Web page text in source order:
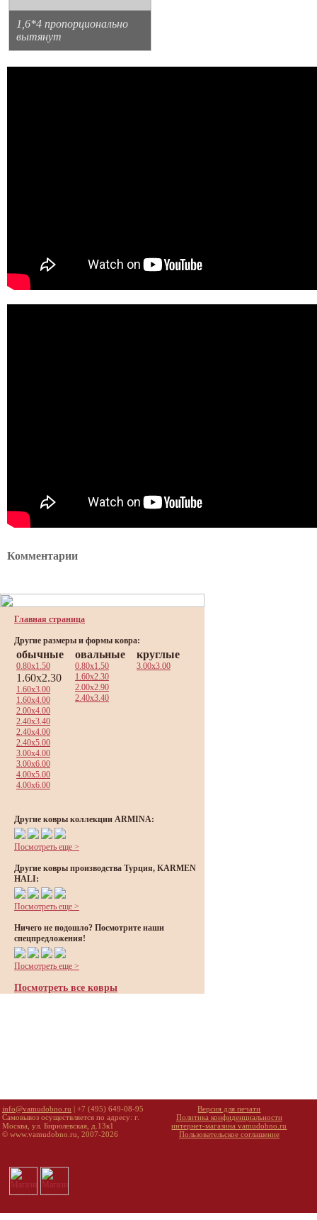
1,6*4 пропорционально
вытянут
Комментарии
Главная страница
Другие размеры и формы ковра:
обычные
0.80x1.50
1.60x2.30
1.60x3.00
1.60x4.00
2.00x4.00
2.40x3.40
2.40x4.00
2.40x5.00
3.00x4.00
3.00x6.00
4.00x5.00
4.00x6.00
овальные
0.80x1.50
1.60x2.30
2.00x2.90
2.40x3.40
круглые
3.00x3.00
Другие ковры коллекции ARMINA:
Посмотреть еще >
Другие ковры производства Турция, KARMEN
HALI:
Посмотреть еще >
Ничего не подошло? Посмотрите наши
спецпредложения!
Посмотреть еще >
Посмотреть все ковры
info@vamudobno.ru | +7 (495) 649-08-95
Самовывоз осуществляется по адресу: г.
Москва, ул. Бирюлевская, д.13к1
© www.vamudobno.ru, 2007-2026
Версия для печати
Политика конфиденциальности
интернет-магазина vamudobno.ru
Пользовательское соглашение